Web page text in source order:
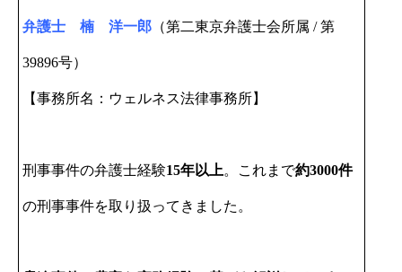
弁護士 楠 洋一郎 （第二東京弁護士会所属 / 第
39896号）
【事務所名：ウェルネス法律事務所】
刑事事件の弁護士経験15年以上。これまで約3000件
の刑事事件を取り扱ってきました。